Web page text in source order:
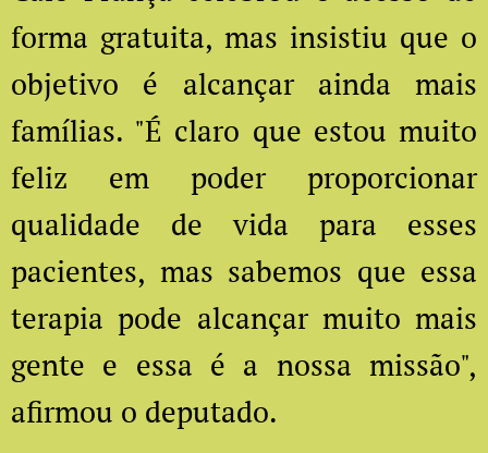
forma gratuita, mas insistiu que o
objetivo é alcançar ainda mais
famílias. "É claro que estou muito
feliz em poder proporcionar
qualidade de vida para esses
pacientes, mas sabemos que essa
terapia pode alcançar muito mais
gente e essa é a nossa missão",
afirmou o deputado.